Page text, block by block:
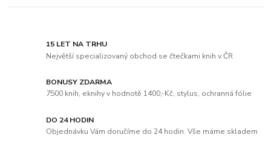
15 LET NA TRHU
Největší specializovaný obchod se čtečkami knih v ČR
BONUSY ZDARMA
7500 knih, eknihy v hodnotě 1400,-Kč, stylus, ochranná fólie
DO 24 HODIN
Objednávku Vám doručíme do 24 hodin. Vše máme skladem